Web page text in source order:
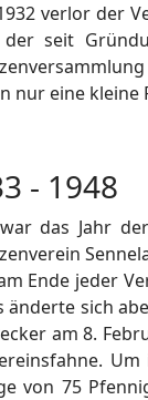
verlor der
seit
nur eine
- 1948
das Jahr
Ende jeder
änderte sich
am 8.
von 75